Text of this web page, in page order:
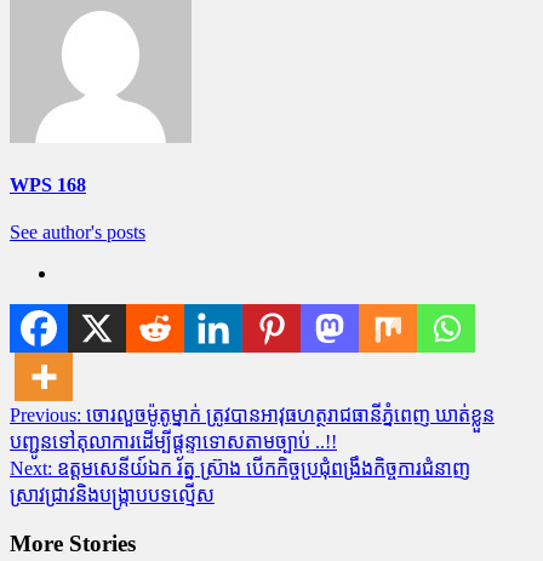
WPS 168
See author's posts
Post
navigation
Previous: ចោរលួចម៉ូតូម្នាក់ ត្រូវបានអាវុធហត្ថរាជធានីភ្នំពេញ ឃាត់ខ្លួន
បញ្ជូនទៅតុលាការដើម្បីផ្តន្ទាទោសតាមច្បាប់ ..!!
Next: ឧត្តមសេនីយ៍ឯក រ័ត្ន ស្រ៊ាង បើកកិច្ចប្រជុំពង្រឹងកិច្ចការជំនាញ
ស្រាវជ្រាវនិងបង្ក្រាបបទល្មើស
More Stories